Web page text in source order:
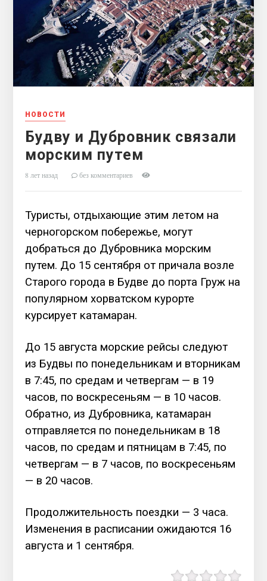
НОВОСТИ
Будву и Дубровник связали
морским путем
8 лет назад без комментариев
Туристы, отдыхающие этим летом на
черногорском побережье, могут
добраться до Дубровника морским
путем. До 15 сентября от причала возле
Старого города в Будве до порта Груж на
популярном хорватском курорте
курсирует катамаран.
До 15 августа морские рейсы следуют
из Будвы по понедельникам и вторникам
в 7:45, по средам и четвергам — в 19
часов, по воскресеньям — в 10 часов.
Обратно, из Дубровника, катамаран
отправляется по понедельникам в 18
часов, по средам и пятницам в 7:45, по
четвергам — в 7 часов, по воскресеньям
— в 20 часов.
Продолжительность поездки — 3 часа.
Изменения в расписании ожидаются 16
августа и 1 сентября.